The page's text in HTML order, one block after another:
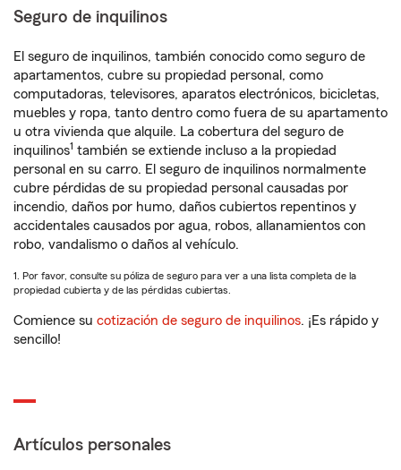
Seguro de inquilinos
El seguro de inquilinos, también conocido como seguro de
apartamentos, cubre su propiedad personal, como
computadoras, televisores, aparatos electrónicos, bicicletas,
muebles y ropa, tanto dentro como fuera de su apartamento
u otra vivienda que alquile. La cobertura del seguro de
inquilinos1 también se extiende incluso a la propiedad
personal en su carro. El seguro de inquilinos normalmente
cubre pérdidas de su propiedad personal causadas por
incendio, daños por humo, daños cubiertos repentinos y
accidentales causados por agua, robos, allanamientos con
robo, vandalismo o daños al vehículo.
1. Por favor, consulte su póliza de seguro para ver a una lista completa de la
propiedad cubierta y de las pérdidas cubiertas.
Comience su cotización de seguro de inquilinos. ¡Es rápido y
sencillo!
Artículos personales